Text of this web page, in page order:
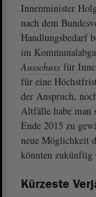
Innenminister
nach dem
Handlungsbedarf
im
Ausschuss für
für eine
der Anspruch,
Altfälle habe man
Ende 2015 zu
neue Möglichkeit
könnten zukünftig
Kürzeste